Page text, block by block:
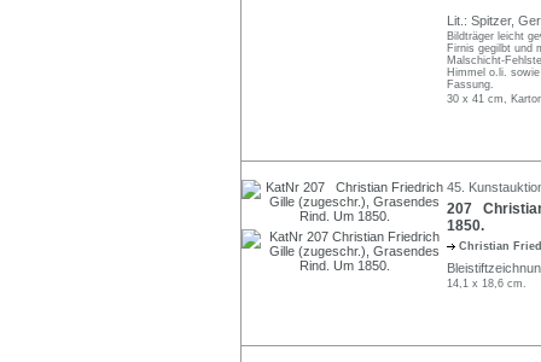
Lit.: Spitzer,
Bildträger leicht
Firnis gegilbt und
Malschicht-
Himmel o.li.
Fassung.
30 x 41 cm,
45.
207
1850.
Christian
14,1 x 18,6 cm.